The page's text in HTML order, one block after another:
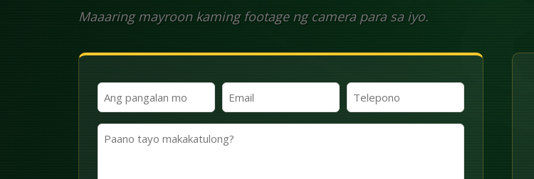
Maaaring mayroon kaming footage ng camera para sa iyo.
Ang
Iyong
Pangalan
(Kinakailangan)
Email
(Kinakailangan)
Telepono
(Kinakailangan)
Paano